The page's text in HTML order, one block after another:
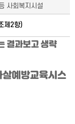
사회복지시설
제2항)
결과보고 생략
예방교육시스